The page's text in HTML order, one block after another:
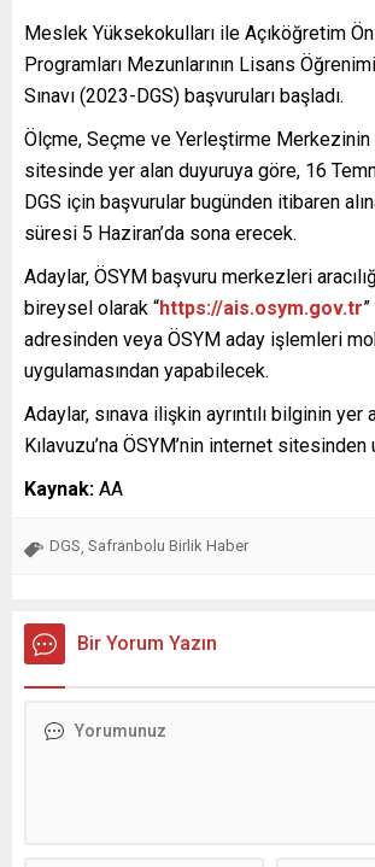
Meslek Yüksekokulları ile Açıköğretim
Programları Mezunlarının Lisans
Sınavı (2023-DGS) başvuruları başladı.
Ölçme, Seçme ve Yerleştirme
sitesinde yer alan duyuruya göre, 16
DGS için başvurular bugünden itibaren
süresi 5 Haziran’da sona erecek.
Adaylar, ÖSYM başvuru merkezleri
bireysel olarak “https://ais.osym.gov.tr
adresinden veya ÖSYM aday işlemleri
uygulamasından yapabilecek.
Adaylar, sınava ilişkin ayrıntılı bilginin yer
Kılavuzu’na ÖSYM’nin internet
Kaynak: AA
DGS Safranbolu Birlik Haber
Bir Yorum Yazın